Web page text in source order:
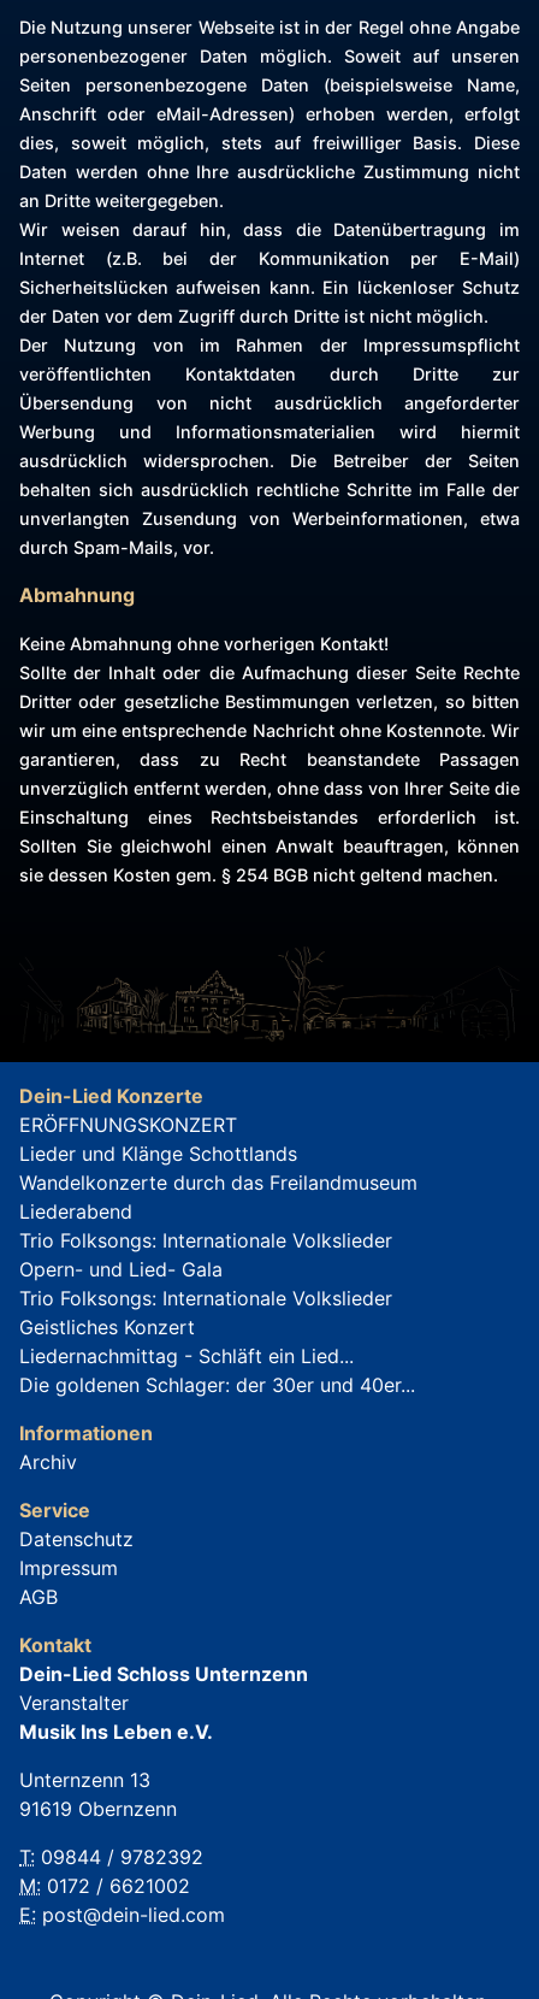
Die Nutzung unserer Webseite ist in der Regel ohne Angabe
personenbezogener Daten möglich. Soweit auf unseren
Seiten personenbezogene Daten (beispielsweise Name,
Anschrift oder eMail-Adressen) erhoben werden, erfolgt
dies, soweit möglich, stets auf freiwilliger Basis. Diese
Daten werden ohne Ihre ausdrückliche Zustimmung nicht
an Dritte weitergegeben.
Wir weisen darauf hin, dass die Datenübertragung im
Internet (z.B. bei der Kommunikation per E-Mail)
Sicherheitslücken aufweisen kann. Ein lückenloser Schutz
der Daten vor dem Zugriff durch Dritte ist nicht möglich.
Der Nutzung von im Rahmen der Impressumspflicht
veröffentlichten Kontaktdaten durch Dritte zur
Übersendung von nicht ausdrücklich angeforderter
Werbung und Informationsmaterialien wird hiermit
ausdrücklich widersprochen. Die Betreiber der Seiten
behalten sich ausdrücklich rechtliche Schritte im Falle der
unverlangten Zusendung von Werbeinformationen, etwa
durch Spam-Mails, vor.
Abmahnung
Keine Abmahnung ohne vorherigen Kontakt!
Sollte der Inhalt oder die Aufmachung dieser Seite Rechte
Dritter oder gesetzliche Bestimmungen verletzen, so bitten
wir um eine entsprechende Nachricht ohne Kostennote. Wir
garantieren, dass zu Recht beanstandete Passagen
unverzüglich entfernt werden, ohne dass von Ihrer Seite die
Einschaltung eines Rechtsbeistandes erforderlich ist.
Sollten Sie gleichwohl einen Anwalt beauftragen, können
sie dessen Kosten gem. § 254 BGB nicht geltend machen.
Dein-Lied Konzerte
ERÖFFNUNGSKONZERT
Lieder und Klänge Schottlands
Wandelkonzerte durch das Freilandmuseum
Liederabend
Trio Folksongs: Internationale Volkslieder
Opern- und Lied- Gala
Trio Folksongs: Internationale Volkslieder
Geistliches Konzert
Liedernachmittag - Schläft ein Lied...
Die goldenen Schlager: der 30er und 40er...
Informationen
Archiv
Service
Datenschutz
Impressum
AGB
Kontakt
Dein-Lied Schloss Unternzenn
Veranstalter
Musik Ins Leben e.V.
Unternzenn 13
91619 Obernzenn
T: 09844 / 9782392
M: 0172 / 6621002
E: post@dein-lied.com